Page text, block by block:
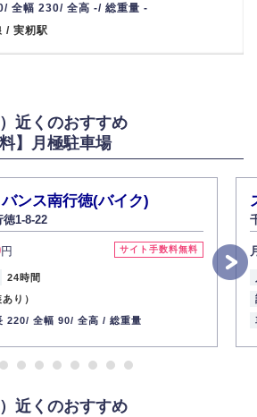
全幅 230/ 全高 -/ 総重量 -
/ 実籾駅
近くのおすすめ
】月極駐車場
ンス南行徳(バイク)
1-8-22
サイト手数料無料
円
24時間
り）
220/ 全幅 90/ 全高 / 総重量
近くのおすすめ